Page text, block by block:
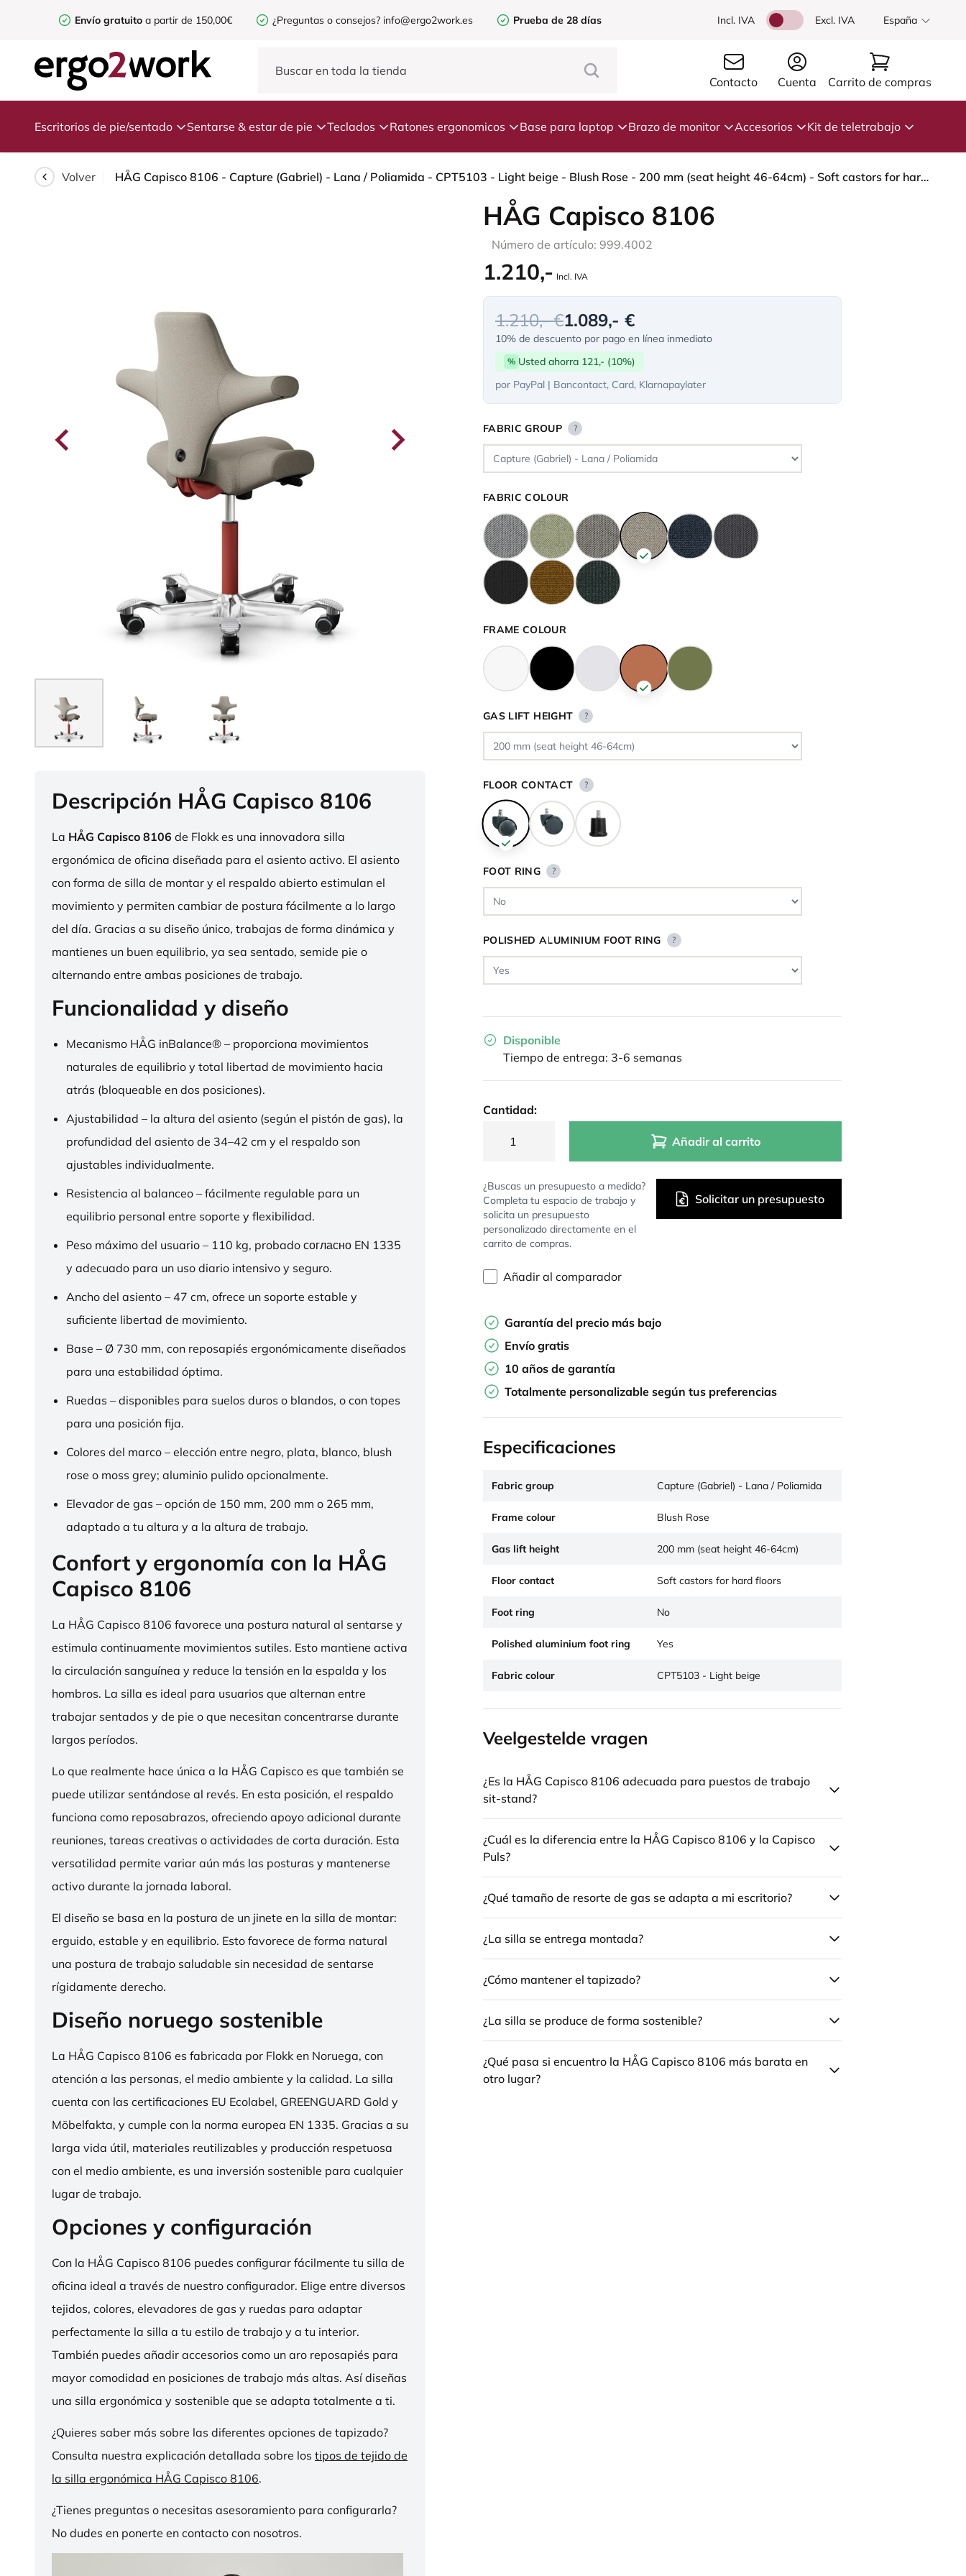
Envío gratuito a partir de 150,00€ ¿Preguntas o consejos? info@ergo2work.es Prueba de 28 días Incl. IVA Excl. IVA España
Contacto Cuenta Carrito de compras
Escritorios de pie/sentado Sentarse & estar de pie Teclados Ratones ergonomicos Base para laptop Brazo de monitor Accesorios Kit de teletrabajo
Volver HÅG Capisco 8106 - Capture (Gabriel) - Lana / Poliamida - CPT5103 - Light beige - Blush Rose - 200 mm (seat height 46-64cm) - Soft castors for hard floors
Descripción HÅG Capisco 8106
La HÅG Capisco 8106 de Flokk es una innovadora silla
ergonómica de oficina diseñada para el asiento activo. El asiento
con forma de silla de montar y el respaldo abierto estimulan el
movimiento y permiten cambiar de postura fácilmente a lo largo
del día. Gracias a su diseño único, trabajas de forma dinámica y
mantienes un buen equilibrio, ya sea sentado, semide pie o
alternando entre ambas posiciones de trabajo.
Funcionalidad y diseño
Mecanismo HÅG inBalance® – proporciona movimientos
naturales de equilibrio y total libertad de movimiento hacia
atrás (bloqueable en dos posiciones).
Ajustabilidad – la altura del asiento (según el pistón de gas), la
profundidad del asiento de 34–42 cm y el respaldo son
ajustables individualmente.
Resistencia al balanceo – fácilmente regulable para un
equilibrio personal entre soporte y flexibilidad.
Peso máximo del usuario – 110 kg, probado согласно EN 1335
y adecuado para un uso diario intensivo y seguro.
Ancho del asiento – 47 cm, ofrece un soporte estable y
suficiente libertad de movimiento.
Base – Ø 730 mm, con reposapiés ergonómicamente diseñados
para una estabilidad óptima.
Ruedas – disponibles para suelos duros o blandos, o con topes
para una posición fija.
Colores del marco – elección entre negro, plata, blanco, blush
rose o moss grey; aluminio pulido opcionalmente.
Elevador de gas – opción de 150 mm, 200 mm o 265 mm,
adaptado a tu altura y a la altura de trabajo.
Confort y ergonomía con la HÅG
Capisco 8106
La HÅG Capisco 8106 favorece una postura natural al sentarse y
estimula continuamente movimientos sutiles. Esto mantiene activa
la circulación sanguínea y reduce la tensión en la espalda y los
hombros. La silla es ideal para usuarios que alternan entre
trabajar sentados y de pie o que necesitan concentrarse durante
largos períodos.
Lo que realmente hace única a la HÅG Capisco es que también se
puede utilizar sentándose al revés. En esta posición, el respaldo
funciona como reposabrazos, ofreciendo apoyo adicional durante
reuniones, tareas creativas o actividades de corta duración. Esta
versatilidad permite variar aún más las posturas y mantenerse
activo durante la jornada laboral.
El diseño se basa en la postura de un jinete en la silla de montar:
erguido, estable y en equilibrio. Esto favorece de forma natural
una postura de trabajo saludable sin necesidad de sentarse
rígidamente derecho.
Diseño noruego sostenible
La HÅG Capisco 8106 es fabricada por Flokk en Noruega, con
atención a las personas, el medio ambiente y la calidad. La silla
cuenta con las certificaciones EU Ecolabel, GREENGUARD Gold y
Möbelfakta, y cumple con la norma europea EN 1335. Gracias a su
larga vida útil, materiales reutilizables y producción respetuosa
con el medio ambiente, es una inversión sostenible para cualquier
lugar de trabajo.
Opciones y configuración
Con la HÅG Capisco 8106 puedes configurar fácilmente tu silla de
oficina ideal a través de nuestro configurador. Elige entre diversos
tejidos, colores, elevadores de gas y ruedas para adaptar
perfectamente la silla a tu estilo de trabajo y a tu interior.
También puedes añadir accesorios como un aro reposapiés para
mayor comodidad en posiciones de trabajo más altas. Así diseñas
una silla ergonómica y sostenible que se adapta totalmente a ti.
¿Quieres saber más sobre las diferentes opciones de tapizado?
Consulta nuestra explicación detallada sobre los tipos de tejido de
la silla ergonómica HÅG Capisco 8106.
¿Tienes preguntas o necesitas asesoramiento para configurarla?
No dudes en ponerte en contacto con nosotros.
HÅG Capisco 8106
Número de artículo: 999.4002
1.210,- Incl. IVA
1.210,- €1.089,- €
10% de descuento por pago en línea inmediato
% Usted ahorra 121,- (10%)
por PayPal | Bancontact, Card, Klarnapaylater
FABRIC GROUP ?
FABRIC COLOUR
FRAME COLOUR
GAS LIFT HEIGHT ?
FLOOR CONTACT ?
FOOT RING ?
POLISHED ALUMINIUM FOOT RING ?
Disponible
Tiempo de entrega: 3-6 semanas
Cantidad:
Añadir al carrito
¿Buscas un presupuesto a medida?
Completa tu espacio de trabajo y
solicita un presupuesto
personalizado directamente en el
carrito de compras.
Solicitar un presupuesto
Añadir al comparador
Garantía del precio más bajo
Envío gratis
10 años de garantía
Totalmente personalizable según tus preferencias
Especificaciones
Fabric group Capture (Gabriel) - Lana / Poliamida
Frame colour Blush Rose
Gas lift height 200 mm (seat height 46-64cm)
Floor contact Soft castors for hard floors
Foot ring No
Polished aluminium foot ring Yes
Fabric colour CPT5103 - Light beige
Veelgestelde vragen
¿Es la HÅG Capisco 8106 adecuada para puestos de trabajo
sit-stand?
¿Cuál es la diferencia entre la HÅG Capisco 8106 y la Capisco
Puls?
¿Qué tamaño de resorte de gas se adapta a mi escritorio?
¿La silla se entrega montada?
¿Cómo mantener el tapizado?
¿La silla se produce de forma sostenible?
¿Qué pasa si encuentro la HÅG Capisco 8106 más barata en
otro lugar?